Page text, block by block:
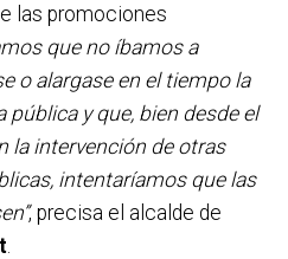
las promociones
que no íbamos a
o alargase en el tiempo la
y que, bien desde el
la intervención de otras
intentaríamos que las
, precisa el alcalde de
.